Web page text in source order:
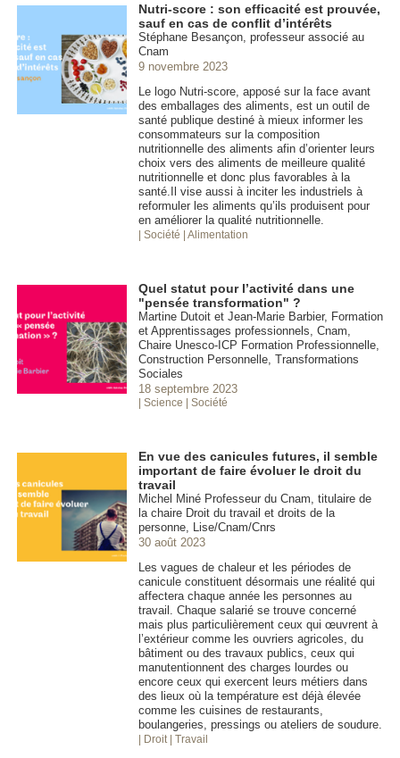
Nutri-score : son efficacité est prouvée,
sauf en cas de conflit d’intérêts
Stéphane Besançon, professeur associé au
Cnam
9 novembre 2023
Le logo Nutri-score, apposé sur la face avant
des emballages des aliments, est un outil de
santé publique destiné à mieux informer les
consommateurs sur la composition
nutritionnelle des aliments afin d’orienter leurs
choix vers des aliments de meilleure qualité
nutritionnelle et donc plus favorables à la
santé.Il vise aussi à inciter les industriels à
reformuler les aliments qu’ils produisent pour
en améliorer la qualité nutritionnelle.
| Société | Alimentation
Quel statut pour l’activité dans une
"pensée transformation" ?
Martine Dutoit et Jean-Marie Barbier, Formation
et Apprentissages professionnels, Cnam,
Chaire Unesco-ICP Formation Professionnelle,
Construction Personnelle, Transformations
Sociales
18 septembre 2023
| Science | Société
En vue des canicules futures, il semble
important de faire évoluer le droit du
travail
Michel Miné Professeur du Cnam, titulaire de
la chaire Droit du travail et droits de la
personne, Lise/Cnam/Cnrs
30 août 2023
Les vagues de chaleur et les périodes de
canicule constituent désormais une réalité qui
affectera chaque année les personnes au
travail. Chaque salarié se trouve concerné
mais plus particulièrement ceux qui œuvrent à
l’extérieur comme les ouvriers agricoles, du
bâtiment ou des travaux publics, ceux qui
manutentionnent des charges lourdes ou
encore ceux qui exercent leurs métiers dans
des lieux où la température est déjà élevée
comme les cuisines de restaurants,
boulangeries, pressings ou ateliers de soudure.
| Droit | Travail